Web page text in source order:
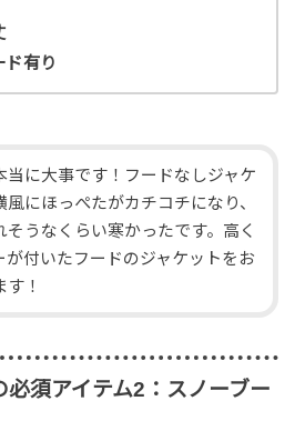
有り
当に大事です！フードなしジャケ
風にほっぺたがカチコチになり、
そうなくらい寒かったです。高く
が付いたフードのジャケットをお
す！
必須アイテム2：スノーブー